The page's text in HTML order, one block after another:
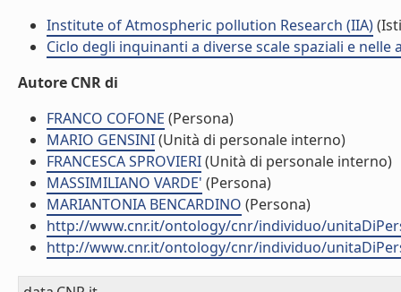
Institute of Atmospheric pollution Research (IIA)
Ciclo degli inquinanti a diverse scale spaziali e nelle
Autore CNR di
FRANCO COFONE (Persona)
MARIO GENSINI(Unità di personale interno)
FRANCESCA SPROVIERI(Unità di personale interno)
MASSIMILIANO VARDE' (Persona)
MARIANTONIA BENCARDINO (Persona)
http://www.cnr.it/ontology/cnr/individuo/
http://www.cnr.it/ontology/cnr/individuo/